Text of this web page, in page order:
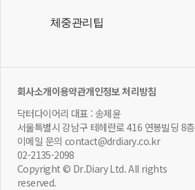
체중관리팁
회사소개이용약관개인정보 처리방침
닥터다이어리 대표 : 송제윤
서울특별시 강남구 테헤란로 416 연봉빌딩 8층
이메일 문의 contact@drdiary.co.kr
02-2135-2098
Copyright © Dr.Diary Ltd. All rights
reserved.